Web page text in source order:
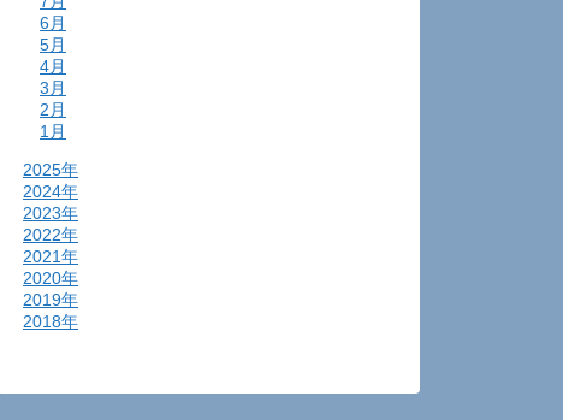
6月
5月
4月
3月
2月
1月
2025年
2024年
2023年
2022年
2021年
2020年
2019年
2018年